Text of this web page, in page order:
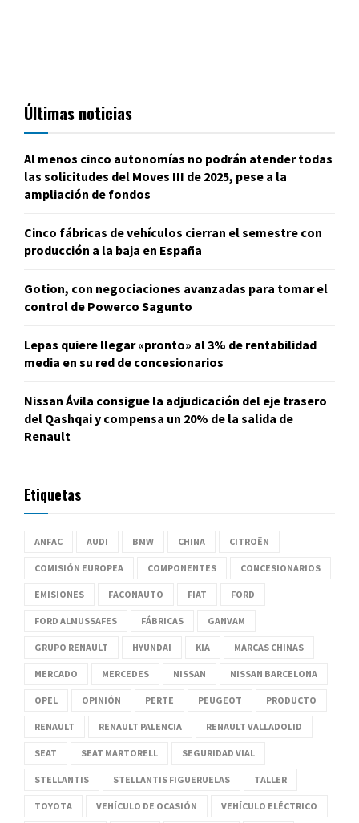
Últimas noticias
Al menos cinco autonomías no podrán atender todas
las solicitudes del Moves III de 2025, pese a la
ampliación de fondos
Cinco fábricas de vehículos cierran el semestre con
producción a la baja en España
Gotion, con negociaciones avanzadas para tomar el
control de Powerco Sagunto
Lepas quiere llegar «pronto» al 3% de rentabilidad
media en su red de concesionarios
Nissan Ávila consigue la adjudicación del eje trasero
del Qashqai y compensa un 20% de la salida de
Renault
Etiquetas
ANFAC AUDI BMW CHINA CITROËN
COMISIÓN EUROPEA COMPONENTES CONCESIONARIOS
EMISIONES FACONAUTO FIAT FORD
FORD ALMUSSAFES FÁBRICAS GANVAM
GRUPO RENAULT HYUNDAI KIA MARCAS CHINAS
MERCADO MERCEDES NISSAN NISSAN BARCELONA
OPEL OPINIÓN PERTE PEUGEOT PRODUCTO
RENAULT RENAULT PALENCIA RENAULT VALLADOLID
SEAT SEAT MARTORELL SEGURIDAD VIAL
STELLANTIS STELLANTIS FIGUERUELAS TALLER
TOYOTA VEHÍCULO DE OCASIÓN VEHÍCULO ELÉCTRICO